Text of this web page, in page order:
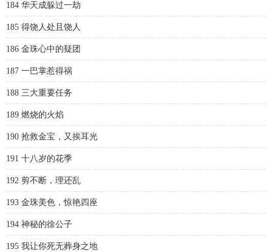
184 华天成躲过一劫
185 得饶人处且饶人
186 金珠心中的疑团
187 一巴掌惹得祸
188 三大重要任务
189 燃烧的火焰
190 抢救金宝，又挨耳光
191 十八岁的花季
192 剪不断，理还乱
193 金珠美色，惊艳四座
194 神秘的徐公子
195 我让你死无葬身之地